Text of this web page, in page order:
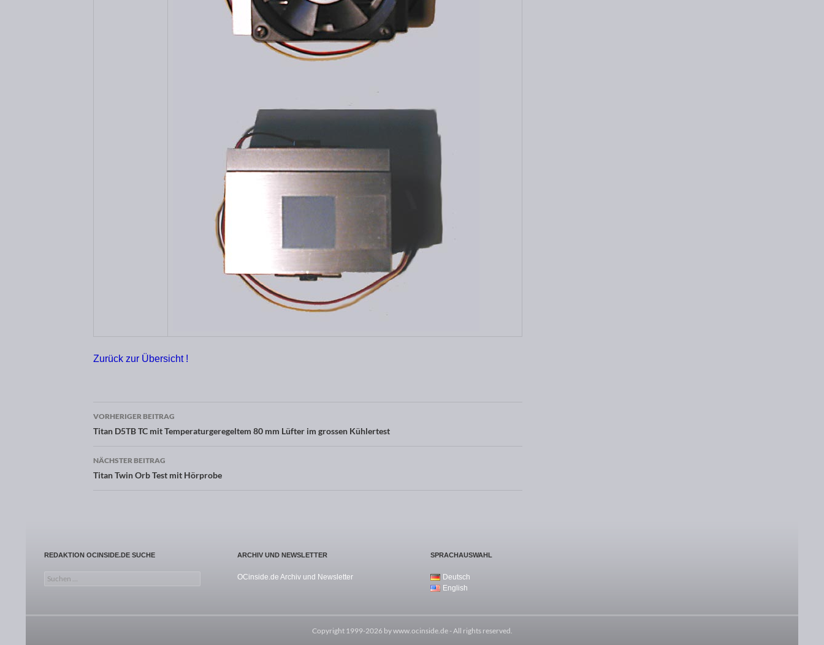
Zurück zur Übersicht !
Beitragsnavigation
VORHERIGER BEITRAG
Titan D5TB TC mit Temperaturgeregeltem 80 mm Lüfter im grossen Kühlertest
NÄCHSTER BEITRAG
Titan Twin Orb Test mit Hörprobe
REDAKTION OCINSIDE.DE SUCHE
Suchen nach:
ARCHIV UND NEWSLETTER
OCinside.de Archiv und Newsletter
SPRACHAUSWAHL
Deutsch
English
Copyright 1999-2026 bywww.ocinside.de- All rights reserved.